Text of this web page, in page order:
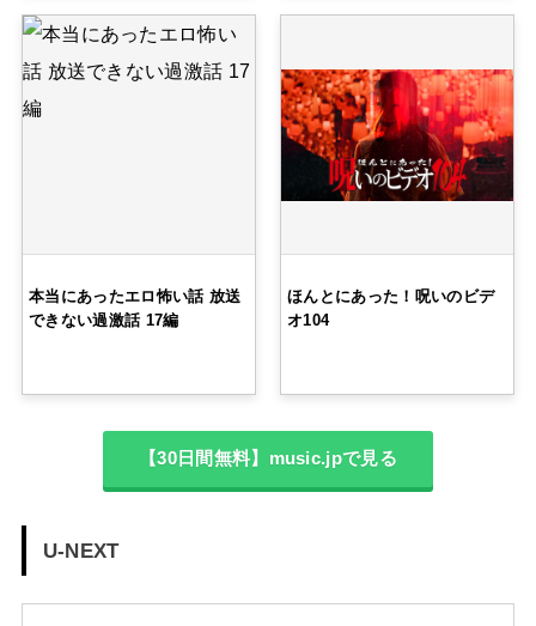
本当にあったエロ怖い話 放送
できない過激話 17編
ほんとにあった！呪いのビデ
オ104
【30日間無料】music.jpで見る
U-NEXT